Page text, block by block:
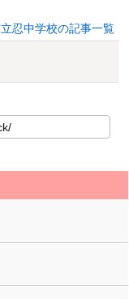
忍中学校の記事一覧